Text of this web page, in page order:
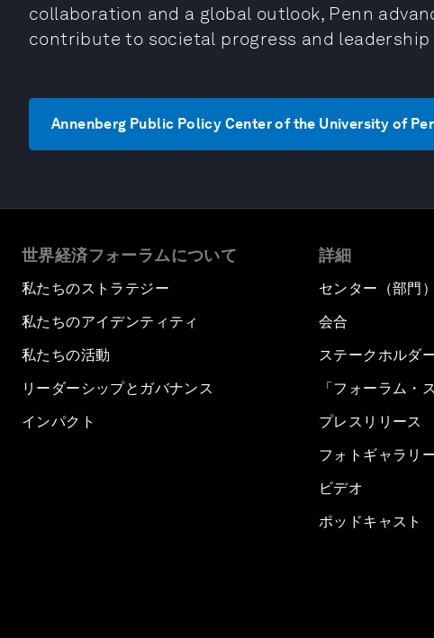
collaboration and a global outlook, Penn
contribute to societal progress and
Annenberg Public Policy Center of the University of
世界経済フォーラムについて
私たちのストラテジー
私たちのアイデンティティ
私たちの活動
リーダーシップとガバナンス
インパクト
詳細
センター（部門）
会合
ステークホルダ
「フォーラム・
プレスリリース
フォトギャラリ
ビデオ
ポッドキャスト